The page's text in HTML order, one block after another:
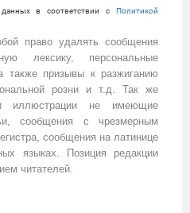
данных в соответствии с Политикой
право удалять сообщения
лексику, персональные
также призывы к разжиганию
розни и т.д. Так же
иллюстрации не имеющие
сообщения с чрезмерным
сообщения на латинице
языках. Позиция редакции
читателей.